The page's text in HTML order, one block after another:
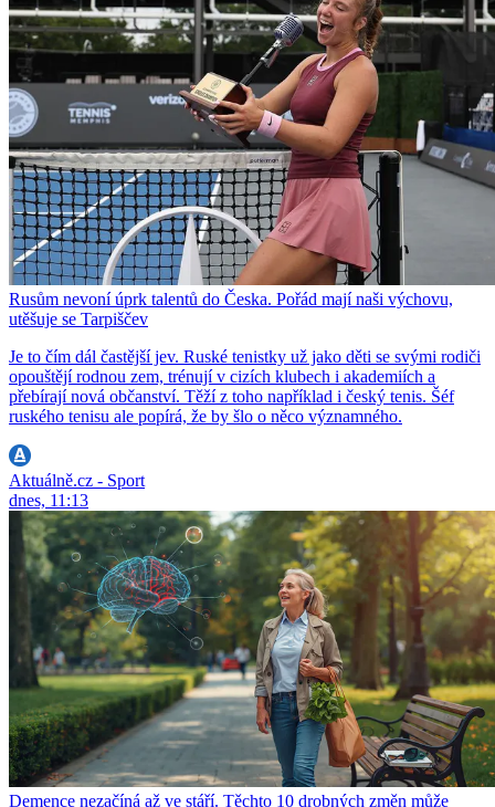
Rusům nevoní úprk talentů do Česka. Pořád mají naši výchovu,
utěšuje se Tarpiščev
Je to čím dál častější jev. Ruské tenistky už jako děti se svými rodiči
opouštějí rodnou zem, trénují v cizích klubech i akademiích a
přebírají nová občanství. Těží z toho například i český tenis. Šéf
ruského tenisu ale popírá, že by šlo o něco významného.
Aktuálně.cz - Sport
dnes, 11:13
Demence nezačíná až ve stáří. Těchto 10 drobných změn může